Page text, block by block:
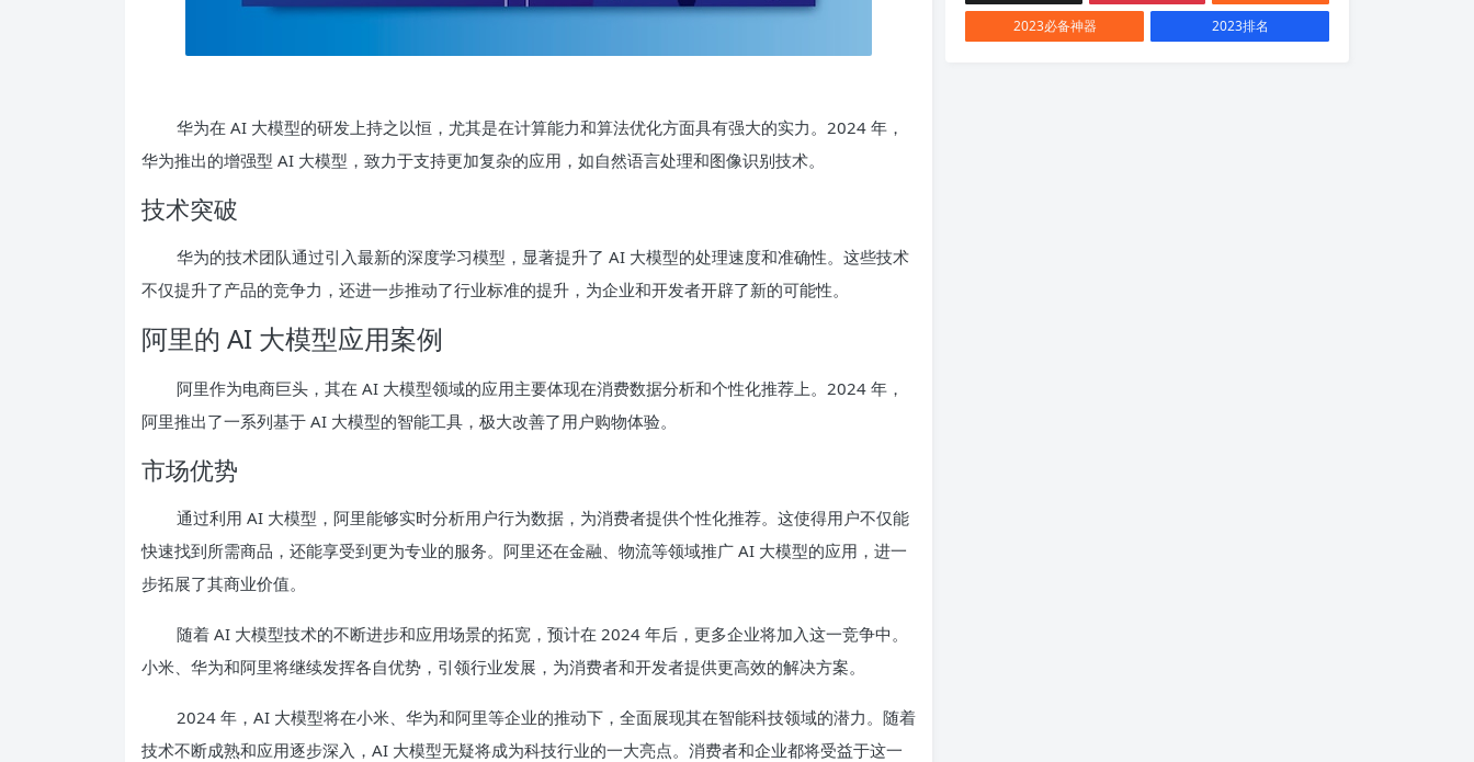
华为在 AI 大模型的研发上持之以恒，尤其是在计算能力和算法优化方面具有强大的实力。2024 年，
华为推出的增强型 AI 大模型，致力于支持更加复杂的应用，如自然语言处理和图像识别技术。
技术突破
华为的技术团队通过引入最新的深度学习模型，显著提升了 AI 大模型的处理速度和准确性。这些技术
不仅提升了产品的竞争力，还进一步推动了行业标准的提升，为企业和开发者开辟了新的可能性。
阿里的 AI 大模型应用案例
阿里作为电商巨头，其在 AI 大模型领域的应用主要体现在消费数据分析和个性化推荐上。2024 年，
阿里推出了一系列基于 AI 大模型的智能工具，极大改善了用户购物体验。
市场优势
通过利用 AI 大模型，阿里能够实时分析用户行为数据，为消费者提供个性化推荐。这使得用户不仅能
快速找到所需商品，还能享受到更为专业的服务。阿里还在金融、物流等领域推广 AI 大模型的应用，进一
步拓展了其商业价值。
随着 AI 大模型技术的不断进步和应用场景的拓宽，预计在 2024 年后，更多企业将加入这一竞争中。
小米、华为和阿里将继续发挥各自优势，引领行业发展，为消费者和开发者提供更高效的解决方案。
2024 年，AI 大模型将在小米、华为和阿里等企业的推动下，全面展现其在智能科技领域的潜力。随着
技术不断成熟和应用逐步深入，AI 大模型无疑将成为科技行业的一大亮点。消费者和企业都将受益于这一
2023必备神器
2023排名